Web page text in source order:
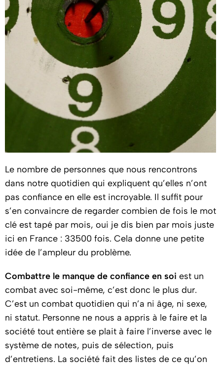
Le nombre de personnes que nous rencontrons
dans notre quotidien qui expliquent qu’elles n’ont
pas confiance en elle est incroyable. Il suffit pour
s’en convaincre de regarder combien de fois le mot
clé est tapé par mois, oui je dis bien par mois juste
ici en France : 33500 fois. Cela donne une petite
idée de l’ampleur du problème.
Combattre le manque de confiance en soi est un
combat avec soi-même, c’est donc le plus dur.
C’est un combat quotidien qui n’a ni âge, ni sexe,
ni statut. Personne ne nous a appris à le faire et la
société tout entière se plait à faire l’inverse avec le
système de notes, puis de sélection, puis
d’entretiens. La société fait des listes de ce qu’on